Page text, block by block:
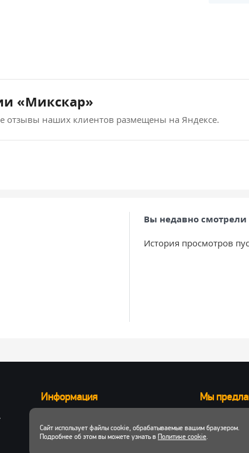
«Микскар»
отзывы наших клиентов размещены на Яндексе.
Вы недавно смотрели
История просмотров
Информация
Доставка и оплата
Личный кабинет
Мы
Запчасти
Запчасти
Шины,
Сайт использует файлы cookie, обрабатываемые вашим браузером.
Подробнее об этом вы можете узнать в Политике cookie.